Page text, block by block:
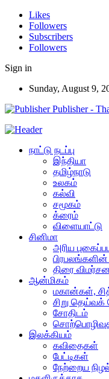
Likes
Followers
Subscribers
Followers
Sign in
Sunday, August 9,
Publisher -
நாட்டு நடப்பு
இந்தியா
தமிழ்நாடு
உலகம்
கல்வி
சமூகம்
க்ரைம்
விளையாட்டு
சினிமா
அரிய
திரை
ஆன்மிகம்
மகான்கள்,
சிறு
சோதிடம்
இலக்கியம்
கவிதைகள்
பேட்டிகள்
நேற்றைய